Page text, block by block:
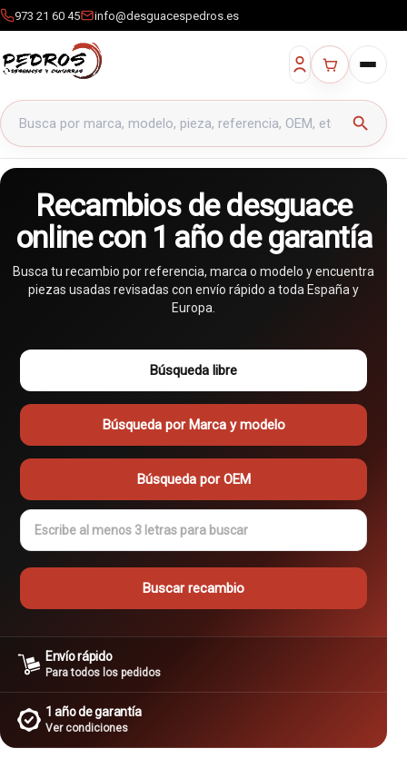
973 21 60 45 info@desguacespedros.es
Buscar productos
search
Recambios de desguace
online con 1 año de garantía
Busca tu recambio por referencia, marca o modelo y encuentra
piezas usadas revisadas con envío rápido a toda España y
Europa.
Búsqueda libre
Búsqueda por Marca y modelo
Búsqueda por OEM
Buscar recambio
Buscar recambio
Envío rápido
Para todos los pedidos
1 año de garantía
Ver condiciones